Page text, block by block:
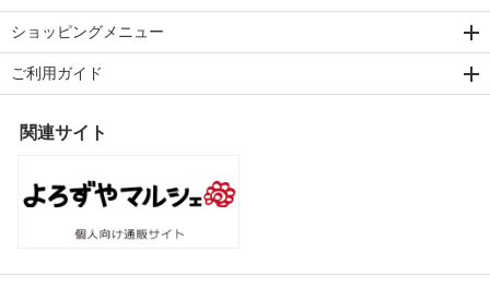
ショッピングメニュー
ご利用ガイド
関連サイト